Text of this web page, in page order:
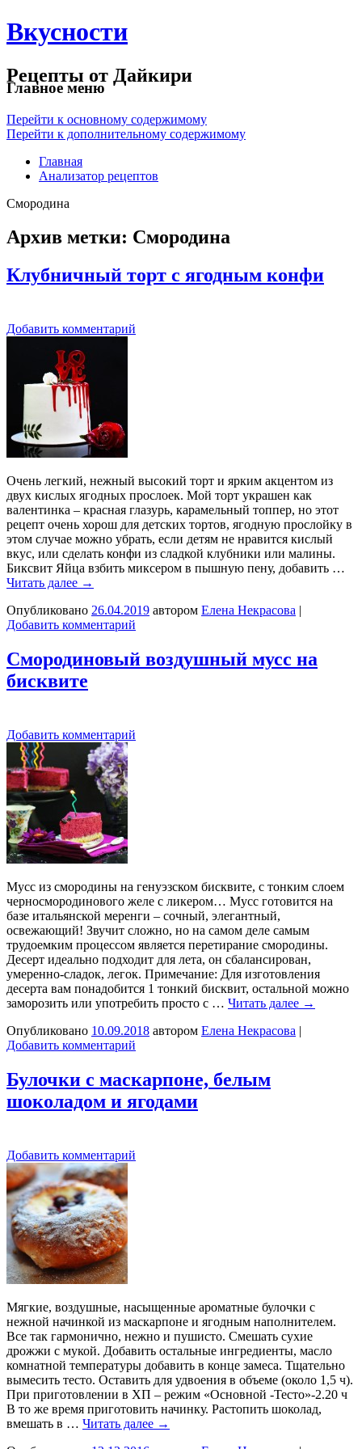
Вкусности
Рецепты от Дайкири
Главное меню
Перейти к основному содержимому
Перейти к дополнительному содержимому
Главная
Анализатор рецептов
Смородина
Архив метки: Смородина
Клубничный торт с ягодным конфи
Добавить комментарий
Очень легкий, нежный высокий торт и ярким акцентом из
двух кислых ягодных прослоек. Мой торт украшен как
валентинка – красная глазурь, карамельный топпер, но этот
рецепт очень хорош для детских тортов, ягодную прослойку в
этом случае можно убрать, если детям не нравится кислый
вкус, или сделать конфи из сладкой клубники или малины.
Биксвит Яйца взбить миксером в пышную пену, добавить …
Читать далее →
Опубликовано 26.04.2019 автором Елена Некрасова |
Добавить комментарий
Смородиновый воздушный мусс на
бисквите
Добавить комментарий
Мусс из смородины на генуэзском бисквите, с тонким слоем
черносмородинового желе с ликером… Мусс готовится на
базе итальянской меренги – сочный, элегантный,
освежающий! Звучит сложно, но на самом деле самым
трудоемким процессом является перетирание смородины.
Десерт идеально подходит для лета, он сбалансирован,
умеренно-сладок, легок. Примечание: Для изготовления
десерта вам понадобится 1 тонкий бисквит, остальной можно
заморозить или употребить просто с … Читать далее →
Опубликовано 10.09.2018 автором Елена Некрасова |
Добавить комментарий
Булочки с маскарпоне, белым
шоколадом и ягодами
Добавить комментарий
Мягкие, воздушные, насыщенные ароматные булочки с
нежной начинкой из маскарпоне и ягодным наполнителем.
Все так гармонично, нежно и пушисто. Смешать сухие
дрожжи с мукой. Добавить остальные ингредиенты, масло
комнатной температуры добавить в конце замеса. Тщательно
вымесить тесто. Оставить для удвоения в объеме (около 1,5 ч).
При приготовлении в ХП – режим «Основной -Тесто»-2.20 ч
В то же время приготовить начинку. Растопить шоколад,
вмешать в … Читать далее →